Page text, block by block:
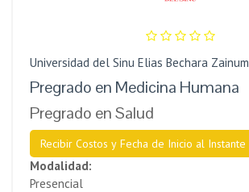
Universidad del Sinu Elias Bechara Zainum
Pregrado en Medicina Humana
Pregrado en Salud
Recibir Costos y Fecha de Inicio al Instante
Modalidad:
Presencial